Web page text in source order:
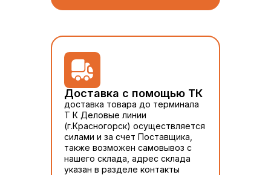
Доставка с помощью ТК
доставка товара до терминала
Т К Деловые линии
(г.Красногорск) осуществляется
силами и за счет Поставщика,
также возможен самовывоз с
нашего склада, адрес склада
указан в разделе контакты